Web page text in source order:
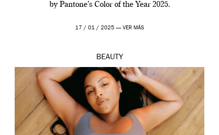
by Pantone’s Color of the Year 2025.
17 / 01 / 2025 — VER MÁS
BEAUTY